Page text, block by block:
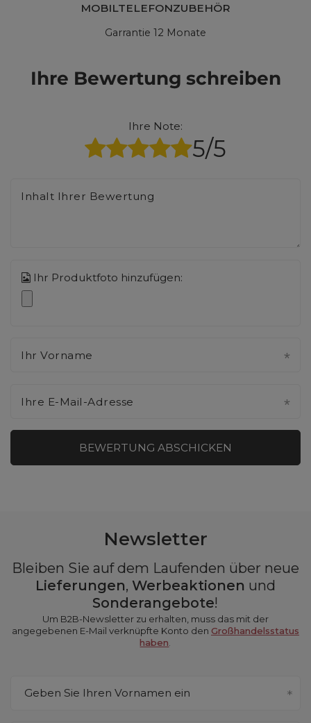
MOBILTELEFONZUBEHÖR
Garrantie 12 Monate
Ihre Bewertung schreiben
Ihre Note:
5/5
Inhalt Ihrer Bewertung
Ihr Produktfoto hinzufügen:
Ihr Vorname
Ihre E-Mail-Adresse
BEWERTUNG ABSCHICKEN
Newsletter
Bleiben Sie auf dem Laufenden über neue
Lieferungen, Werbeaktionen und
Sonderangebote!
Um B2B-Newsletter zu erhalten, muss das mit der
angegebenen E-Mail verknüpfte Konto den Großhandelsstatus
haben
Geben Sie Ihren Vornamen ein